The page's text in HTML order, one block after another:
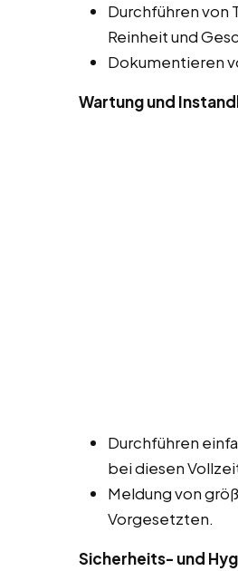
Durchführen von
Reinheit und
Dokumentieren
Wartung und
Durchführen
bei diesen
Meldung von
Vorgesetzten.
Sicherheits- und